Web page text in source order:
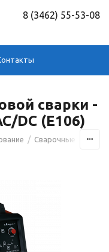
8 (3462) 55-53-08
сварки -
DC (E106)
/ Сварочные